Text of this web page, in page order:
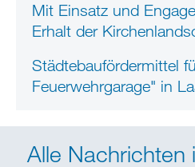
Mit Einsatz und
Erhalt der
Städtebaufördermittel
Feuerwehrgarage" in
Alle Nachrichten